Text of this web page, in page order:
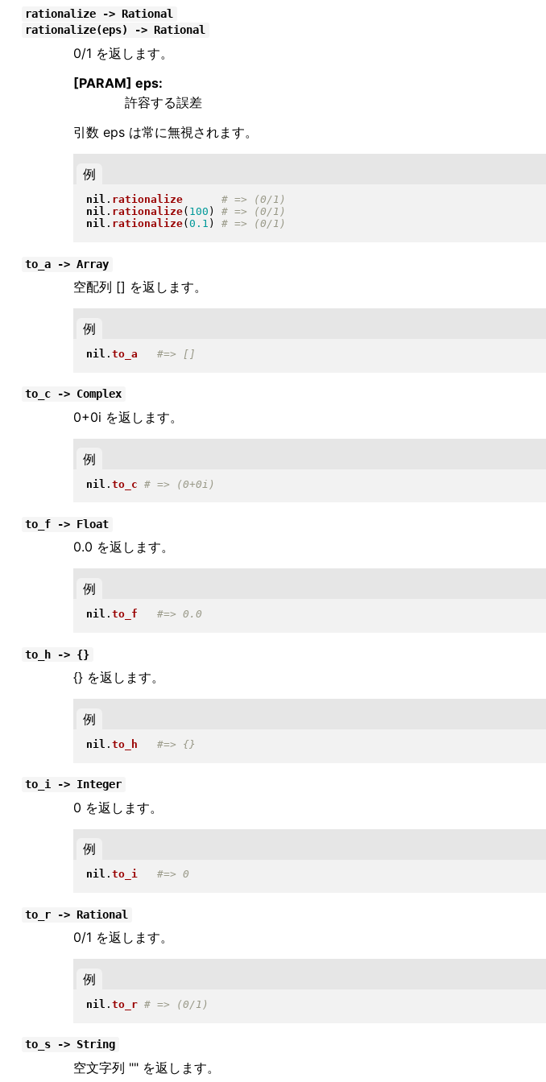
rationalize -> Rational
rationalize(eps) -> Rational
0/1 を返します。
[PARAM] eps:
許容する誤差
引数 eps は常に無視されます。
例
nil . rationalize
nil . rationalize( 100 )
nil . rationalize( 0.1 )
to_a -> Array
空配列 [] を返します。
例
nil . to_a
to_c -> Complex
0+0i を返します。
例
nil . to_c
to_f -> Float
0.0 を返します。
例
nil . to_f
to_h -> {}
{} を返します。
例
nil . to_h
to_i -> Integer
0 を返します。
例
nil . to_i
to_r -> Rational
0/1 を返します。
例
nil . to_r
to_s -> String
空文字列 "" を返します。